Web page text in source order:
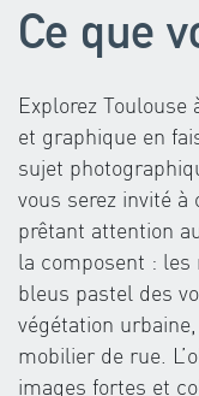
Ce que
Explorez
et graphique en
sujet
vous serez invité
prêtant attention
la composent : les
bleus pastel des
végétation
mobilier de rue.
images fortes et